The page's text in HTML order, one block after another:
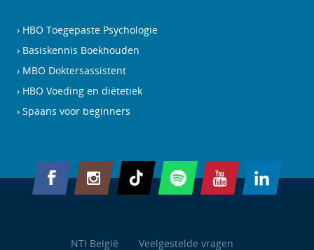
HBO Toegepaste Psychologie
Basiskennis Boekhouden
MBO Doktersassistent
HBO Voeding en diëtetiek
Spaans voor beginners
NTI België Veelgestelde vragen